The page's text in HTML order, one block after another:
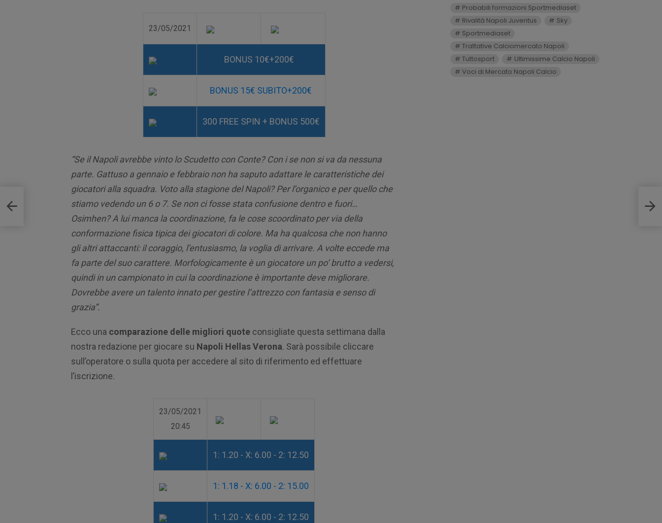
23/05/2021
BONUS 10€+200€
BONUS 15€ SUBITO+200€
300 FREE SPIN + BONUS 500€
“Se il Napoli avrebbe vinto lo Scudetto con Conte? Con i se non si va da nessuna
parte. Gattuso a gennaio e febbraio non ha saputo adattare le caratteristiche dei
giocatori alla squadra. Voto alla stagione del Napoli? Per l’organico e per quello che
stiamo vedendo un 6 o 7. Se non ci fosse stata confusione dentro e fuori…
Osimhen? A lui manca la coordinazione, fa le cose scoordinato per via della
conformazione fisica tipica dei giocatori di colore. Ma ha qualcosa che non hanno
gli altri attaccanti: il coraggio, l’entusiasmo, la voglia di arrivare. A volte eccede ma
fa parte del suo carattere. Morfologicamente è un giocatore un po’ brutto a vedersi,
quindi in un campionato in cui la coordinazione è importante deve migliorare.
Dovrebbe avere un talento innato per gestire l’attrezzo con fantasia e senso di
grazia”.
Ecco una comparazione delle migliori quote consigliate questa settimana dalla
nostra redazione per giocare su Napoli Hellas Verona. Sarà possibile cliccare
sull’operatore o sulla quota per accedere al sito di riferimento ed effettuare
l’iscrizione.
23/05/2021
20:45
1: 1.20 - X: 6.00 - 2: 12.50
1: 1.18 - X: 6.00 - 2: 15.00
1: 1.20 - X: 6.00 - 2: 12.50
“A
Probabili formazioni Sportmediaset
Rivalità Napoli Juventus
Sky
Sportmediaset
Trattative Calciomercato Napoli
Tuttosport
Ultimissime Calcio Napoli
Voci di Mercato Napoli Calcio